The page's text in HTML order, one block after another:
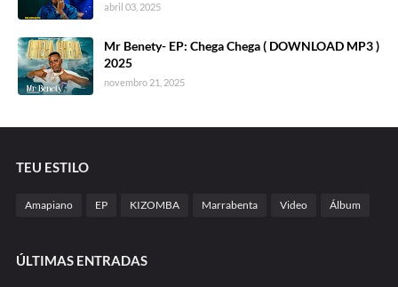
abril 03, 2025
Mr Benety- EP: Chega Chega ( DOWNLOAD MP3 )
2025
novembro 21, 2025
TEU ESTILO
Amapiano EP KIZOMBA Marrabenta Video Álbum
ÚLTIMAS ENTRADAS